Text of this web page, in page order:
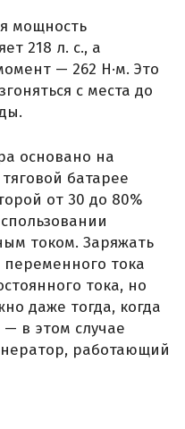
мощность
218 л. с., а
— 262 Н·м. Это
с места до
основано на
батарее
от 30 до 80%
током. Заряжать
тока
тока, но
даже тогда, когда
в этом случае
работающий